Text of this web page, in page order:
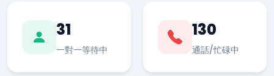
31
一對一等待中
130
通話/忙碌中